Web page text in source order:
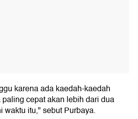
karena ada kaedah-kaedah
cepat akan lebih dari dua
waktu itu," sebut Purbaya.